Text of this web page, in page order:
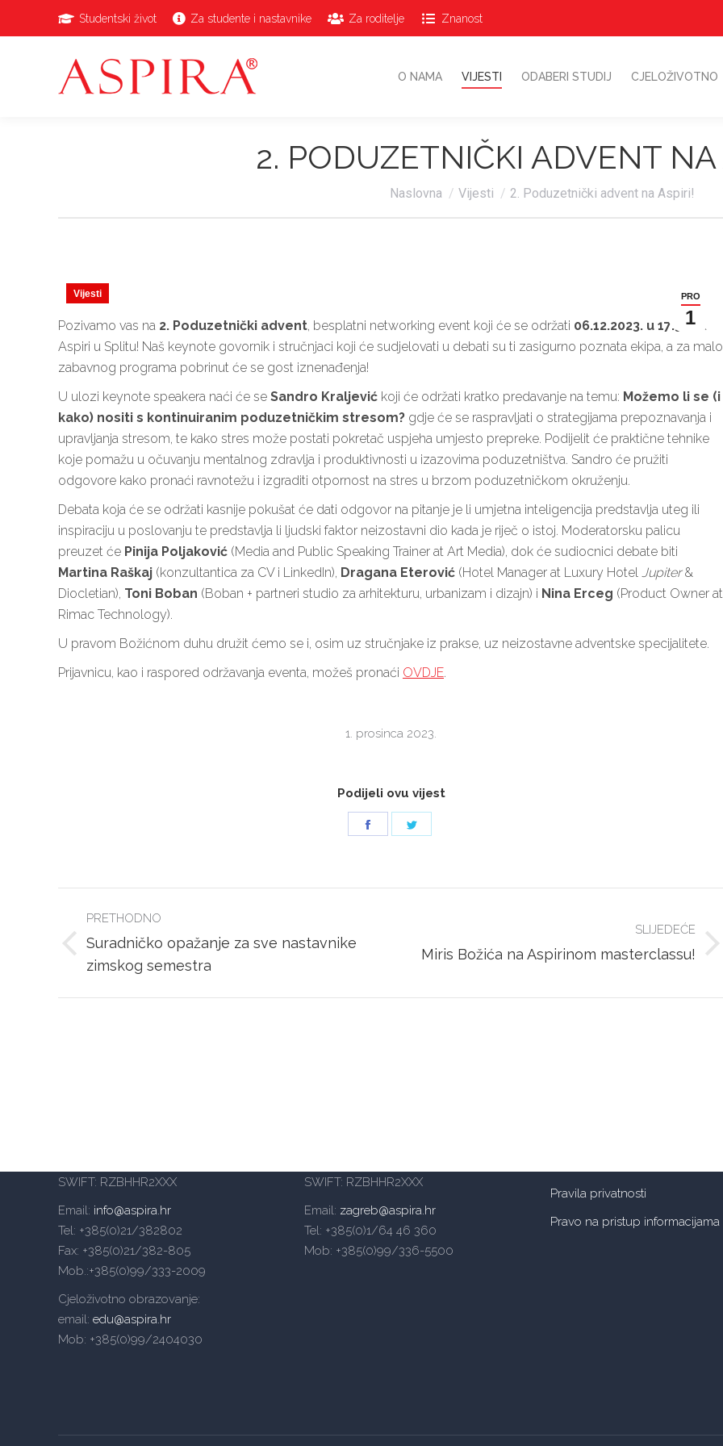
Studentski život Za studente i nastavnike Za roditelje Znanost
O NAMA VIJESTI ODABERI STUDIJ CJELOŽIVOTNO
2. PODUZETNIČKI ADVENT NA
Vi ste ovdje:
Naslovna Vijesti 2. Poduzetnički advent na Aspiri!
PRO
1
Vijesti
Pozivamo vas na 2. Poduzetnički advent, besplatni networking event koji će se održati 06.12.2023. u 17:30na
Aspiri u Splitu! Naš keynote govornik i stručnjaci koji će sudjelovati u debati su ti zasigurno poznata ekipa, a za malo
zabavnog programa pobrinut će se gost iznenađenja!
U ulozi keynote speakera naći će se Sandro Kraljević koji će održati kratko predavanje na temu: Možemo li se (i
kako) nositi s kontinuiranim poduzetničkim stresom? gdje će se raspravljati o strategijama prepoznavanja i
upravljanja stresom, te kako stres može postati pokretač uspjeha umjesto prepreke. Podijelit će praktične tehnike
koje pomažu u očuvanju mentalnog zdravlja i produktivnosti u izazovima poduzetništva. Sandro će pružiti
odgovore kako pronaći ravnotežu i izgraditi otpornost na stres u brzom poduzetničkom okruženju.
Debata koja će se održati kasnije pokušat će dati odgovor na pitanje je li umjetna inteligencija predstavlja uteg ili
inspiraciju u poslovanju te predstavlja li ljudski faktor neizostavni dio kada je riječ o istoj. Moderatorsku palicu
preuzet će Pinija Poljaković (Media and Public Speaking Trainer at Art Media), dok će sudiocnici debate biti
Martina Raškaj (konzultantica za CV i LinkedIn), Dragana Eterović (Hotel Manager at Luxury Hotel Jupiter&
Diocletian), Toni Boban (Boban + partneri studio za arhitekturu, urbanizam i dizajn) i Nina Erceg (Product Owner at
Rimac Technology).
U pravom Božićnom duhu družit ćemo se i, osim uz stručnjake iz prakse, uz neizostavne adventske specijalitete.
Prijavnicu, kao i raspored održavanja eventa, možeš pronaći OVDJE.
1. prosinca 2023.
Podijeli ovu vijest
Share
NAVIGATION
PRETHODNO
Previous
post:
Suradničko opažanje za sve nastavnike
zimskog semestra
SLIJEDEĆE
Next
Miris Božića na Aspirinom masterclassu!
SWIFT: RZBHHR2XXX
Email: info@aspira.hr
Tel: +385(0)21/382802
Fax: +385(0)21/382-805
Mob.:+385(0)99/333-2009
Cjeloživotno obrazovanje:
email: edu@aspira.hr
Mob: +385(0)99/2404030
SWIFT: RZBHHR2XXX
Email: zagreb@aspira.hr
Tel: +385(0)1/64 46 360
Mob: +385(0)99/336-5500
Pravila privatnosti
Pravo na pristup informacijama
O NAMA